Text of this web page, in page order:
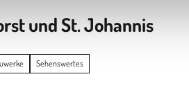
l
i
und St. Johannis
Sehenswertes